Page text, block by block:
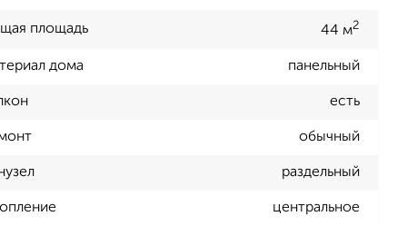
площадь 44 м2
дома панельный
есть
обычный
раздельный
центральное